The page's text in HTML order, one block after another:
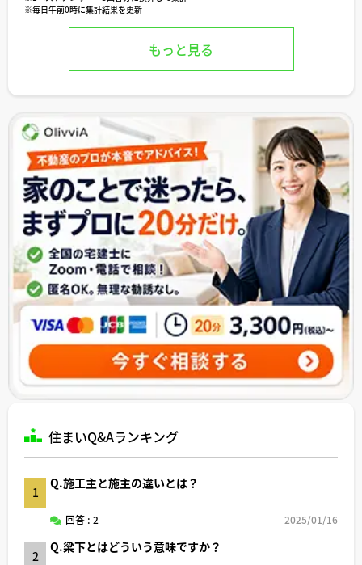
※毎日午前0時に集計結果を更新
もっと見る
住まいQ&Aランキング
1
Q.施工主と施主の違いとは？
回答 : 2 2025/01/16
2
Q.梁下とはどういう意味ですか？